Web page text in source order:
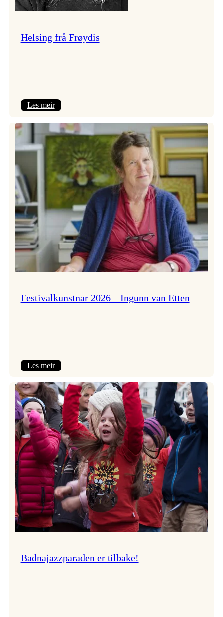
Helsing frå Frøydis
Les meir:
frå
Frøydis
Festivalkunstnar 2026 – Ingunn van Etten
Les meir:
2026
–
Ingunn van Etten
Badnajazzparaden er tilbake!